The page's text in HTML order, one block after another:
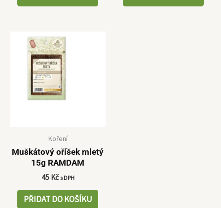
Koření
Muškátový oříšek mletý
15g RAMDAM
45 Kč s DPH
PŘIDAT DO KOŠÍKU